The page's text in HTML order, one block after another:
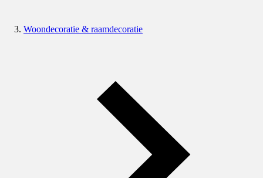
Woondecoratie & raamdecoratie